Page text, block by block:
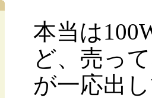
本当は
ど、売っ
が一応出